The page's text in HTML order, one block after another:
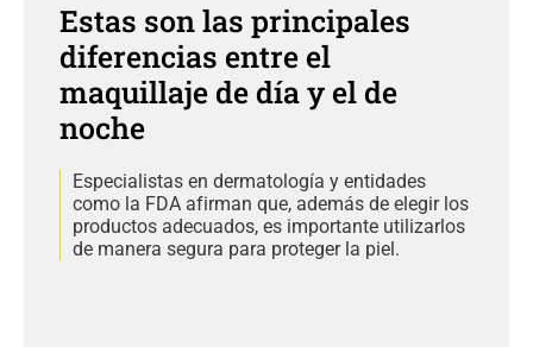
Estas son las principales
diferencias entre el
maquillaje de día y el de
noche
Especialistas en dermatología y entidades
como la FDA afirman que, además de elegir los
productos adecuados, es importante utilizarlos
de manera segura para proteger la piel.